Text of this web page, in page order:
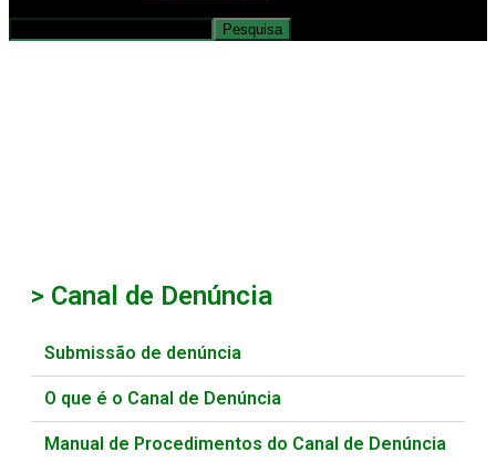
> Canal de Denúncia
Submissão de denúncia
O que é o Canal de Denúncia
Manual de Procedimentos do Canal de Denúncia